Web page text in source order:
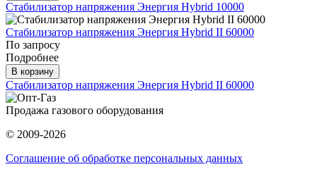
Стабилизатор напряжения Энергия Hybrid 10000
Стабилизатор напряжения Энергия Hybrid II 60000
По запросу
Подробнее
В корзину
Стабилизатор напряжения Энергия Hybrid II 60000
Продажа газового оборудования
© 2009-2026
Соглашение об обработке персональных данных